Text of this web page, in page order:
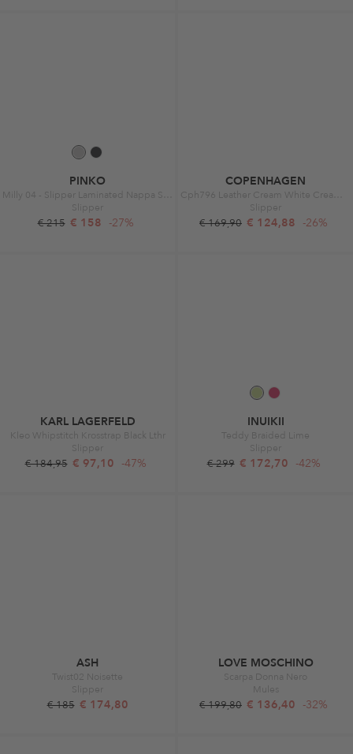
PINKO
Slipper
€ 215 € 158 -27%
COPENHAGEN
Slipper
€ 169,90 € 124,88 -26%
KARL LAGERFELD
Kleo Whipstitch Krosstrap Black Lthr
Slipper
€ 184,95 € 97,10 -47%
INUIKII
Teddy Braided Lime
Slipper
€ 299 € 172,70 -42%
ASH
Twist02 Noisette
Slipper
€ 185 € 174,80
LOVE MOSCHINO
Scarpa Donna Nero
Mules
€ 199,80 € 136,40 -32%